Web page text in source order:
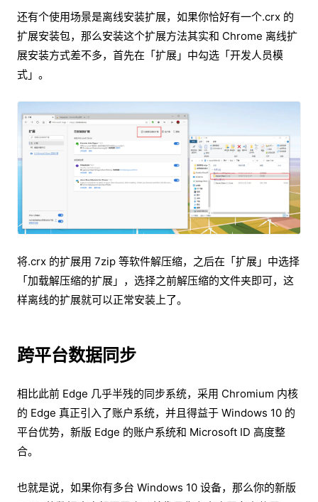
还有个使用场景是离线安装扩展，如果你恰好有一个.crx 的
扩展安装包，那么安装这个扩展方法其实和 Chrome 离线扩
展安装方式差不多，首先在「扩展」中勾选「开发人员模
式」。
将.crx 的扩展用 7zip 等软件解压缩，之后在「扩展」中选择
「加载解压缩的扩展」，选择之前解压缩的文件夹即可，这
样离线的扩展就可以正常安装上了。
跨平台数据同步
相比此前 Edge 几乎半残的同步系统，采用 Chromium 内核
的 Edge 真正引入了账户系统，并且得益于 Windows 10 的
平台优势，新版 Edge 的账户系统和 Microsoft ID 高度整
合。
也就是说，如果你有多台 Windows 10 设备，那么你的新版